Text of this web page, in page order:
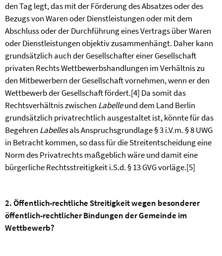
den Tag legt, das mit der Förderung des Absatzes oder des
Bezugs von Waren oder Dienstleistungen oder mit dem
Abschluss oder der Durchführung eines Vertrags über Waren
oder Dienstleistungen objektiv zusammenhängt. Daher kann
grundsätzlich auch der Gesellschafter einer Gesellschaft
privaten Rechts Wettbewerbshandlungen im Verhältnis zu
den Mitbewerbern der Gesellschaft vornehmen, wenn er den
Wettbewerb der Gesellschaft fördert.[4] Da somit das
Rechtsverhältnis zwischen Labelleund dem Land Berlin
grundsätzlich privatrechtlich ausgestaltet ist, könnte für das
Begehren Labellesals Anspruchsgrundlage § 3 i.V.m. § 8 UWG
in Betracht kommen, so dass für die Streitentscheidung eine
Norm des Privatrechts maßgeblich wäre und damit eine
bürgerliche Rechtsstreitigkeit i.S.d. § 13 GVG vorläge.[5]
2. Öffentlich-rechtliche Streitigkeit wegen besonderer
öffentlich-rechtlicher Bindungen der Gemeinde im
Wettbewerb?